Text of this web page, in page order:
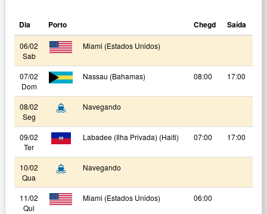
Dia Porto Chegd Saída
06/02
Sab
Miami (Estados Unidos)
07/02
Dom
Nassau (Bahamas) 08:00 17:00
08/02
Seg
Navegando
09/02
Ter
Labadee (Ilha Privada) (Haiti) 07:00 17:00
10/02
Qua
Navegando
11/02
Qui
Miami (Estados Unidos) 06:00